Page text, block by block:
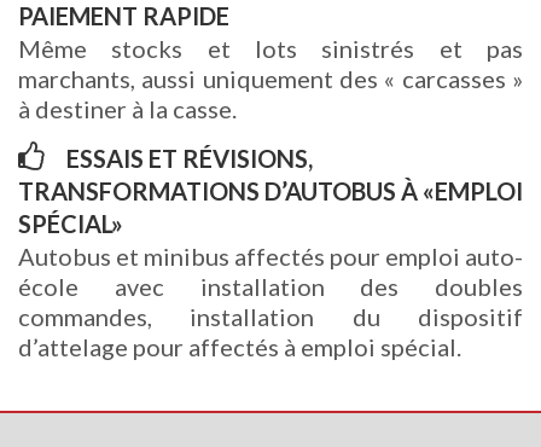
PAIEMENT RAPIDE
Même stocks et lots sinistrés et pas
marchants, aussi uniquement des « carcasses »
à destiner à la casse.
ESSAIS ET RÉVISIONS,
TRANSFORMATIONS D’AUTOBUS À «EMPLOI
SPÉCIAL»
Autobus et minibus affectés pour emploi auto-
école avec installation des doubles
commandes, installation du dispositif
d’attelage pour affectés à emploi spécial.